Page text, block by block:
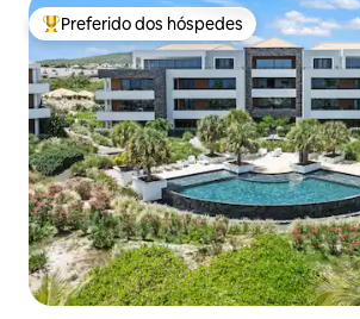
Entre os melhores preferidos dos
Preferido dos hóspedes